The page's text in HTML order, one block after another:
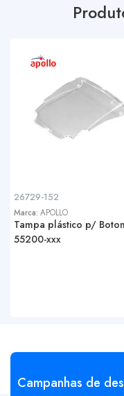
26729-152
Marca: APOLLO
Tampa plástico p/
55200-xxx
Campanhas de